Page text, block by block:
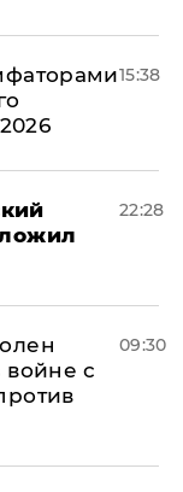
15:38
22:28
войне с
09:30